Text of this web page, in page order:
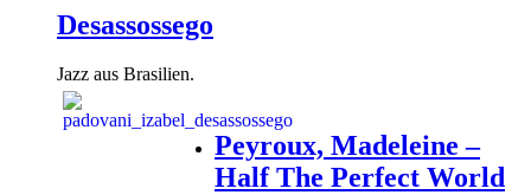
Desassossego
Jazz aus Brasilien.
Peyroux, Madeleine –
Half The Perfect World